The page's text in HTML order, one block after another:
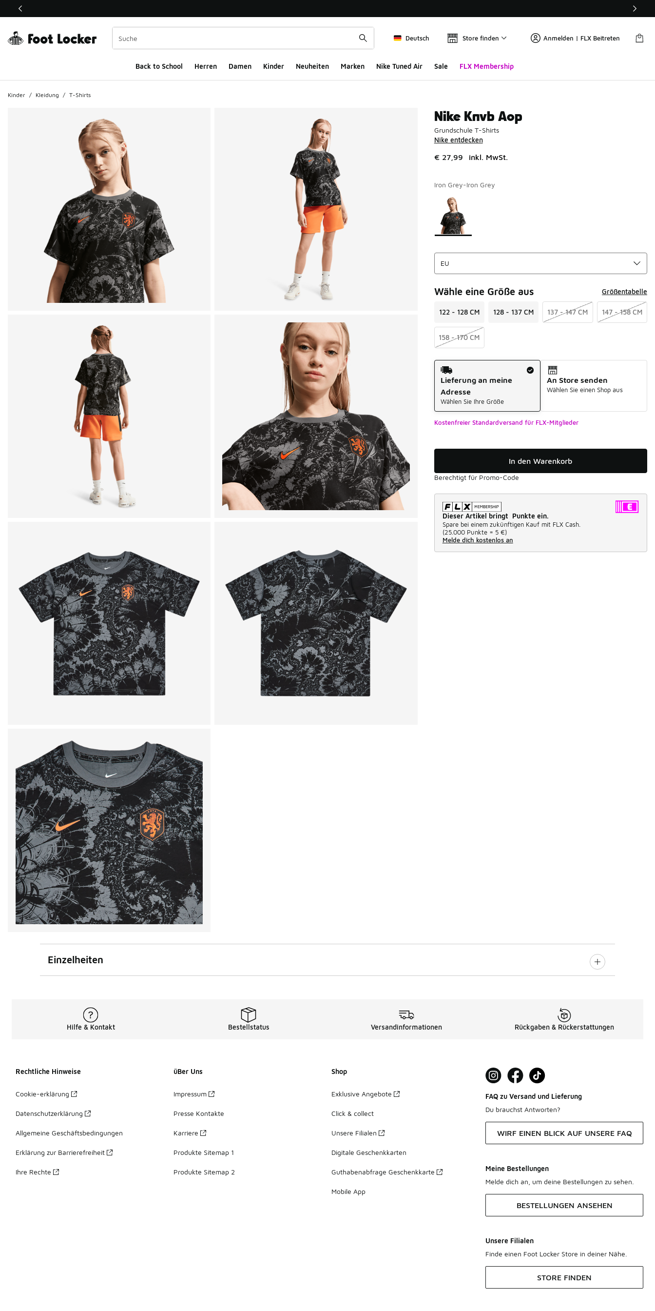
Dieser Link öffnet sich in einem neuen Fenster
Deutsch Store finden Anmelden | FLX Beitreten
Back to School Herren Damen Kinder Neuheiten Marken Nike Tuned Air Sale FLX Membership
Kinder / Kleidung / T-Shirts
Nike Knvb Aop
Grundschule T-Shirts
Nike entdecken
€ 27,99 inkl. MwSt.
Iron Grey-Iron Grey
Seite 1 von 1 zeigt die Farben 1 bis 1 von 1 an.
Bitte wählen Sie einen Stil aus
Wähle eine Größe aus Größentabelle
122 - 128 CM 128 - 137 CM 137 - 147 CM 147 - 158 CM
158 - 170 CM
Versandart
Lieferung an meine
Adresse
Wählen Sie Ihre Größe
An Store senden
Wählen Sie einen Shop aus
Kostenfreier Standardversand für FLX-Mitglieder
In den Warenkorb
Berechtigt für Promo-Code
Dieser Artikel bringt Punkte ein.
Spare bei einem zukünftigen Kauf mit FLX Cash.
(25.000 Punkte = 5 €)
Melde dich kostenlos an
Einzelheiten
Hilfe & Kontakt Bestellstatus Versandinformationen Rückgaben & Rückerstattungen
Rechtliche Hinweise
Cookie-erklärung
Datenschutzerklärung
Allgemeine Geschäftsbedingungen
Erklärung zur Barrierefreiheit
Ihre Rechte
üBer Uns
Impressum
Presse Kontakte
Karriere
Produkte Sitemap 1
Produkte Sitemap 2
Shop
Exklusive Angebote
Click & collect
Unsere Filialen
Digitale Geschenkkarten
Guthabenabfrage Geschenkkarte
Mobile App
FAQ zu Versand und Lieferung
Du brauchst Antworten?
WIRF EINEN BLICK AUF UNSERE FAQ
Meine Bestellungen
Melde dich an, um deine Bestellungen zu sehen.
BESTELLUNGEN ANSEHEN
Unsere Filialen
Finde einen Foot Locker Store in deiner Nähe.
STORE FINDEN